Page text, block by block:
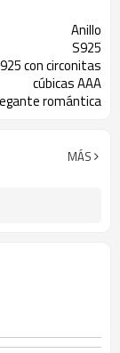
Anillo
S925
con circonitas
cúbicas AAA
romántica
MÁS